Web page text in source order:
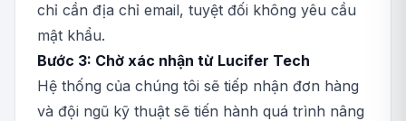
chỉ cần địa chỉ email, tuyệt đối không yêu cầu
mật khẩu.
Bước 3: Chờ xác nhận từ Lucifer Tech
Hệ thống của chúng tôi sẽ tiếp nhận đơn hàng
và đội ngũ kỹ thuật sẽ tiến hành quá trình nâng